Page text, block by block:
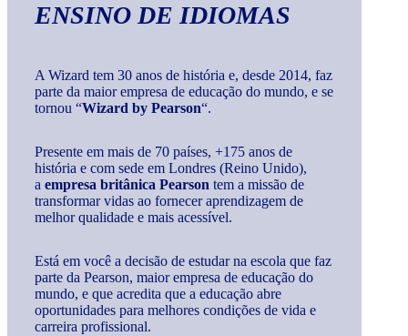
ENSINO DE IDIOMAS
A Wizard tem 30 anos de história e, desde 2014, faz
parte da maior empresa de educação do mundo, e se
tornou “Wizard by Pearson“.
Presente em mais de 70 países, +175 anos de
história e com sede em Londres (Reino Unido),
a empresa britânica Pearson tem a missão de
transformar vidas ao fornecer aprendizagem de
melhor qualidade e mais acessível.
Está em você a decisão de estudar na escola que faz
parte da Pearson, maior empresa de educação do
mundo, e que acredita que a educação abre
oportunidades para melhores condições de vida e
carreira profissional.